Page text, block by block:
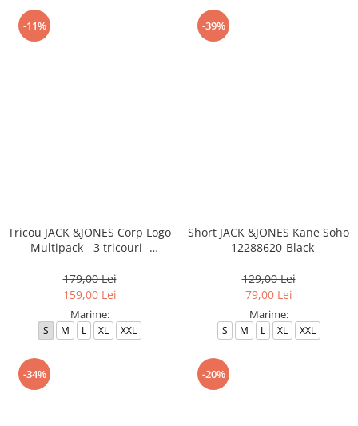
-11%
Tricou JACK &JONES Corp Logo
Multipack - 3 tricouri -
179,00 Lei
159,00 Lei
Marime:
S M L XL XXL
-39%
Short JACK &JONES Kane Soho
- 12288620-Black
129,00 Lei
79,00 Lei
Marime:
S M L XL XXL
-34% -20%